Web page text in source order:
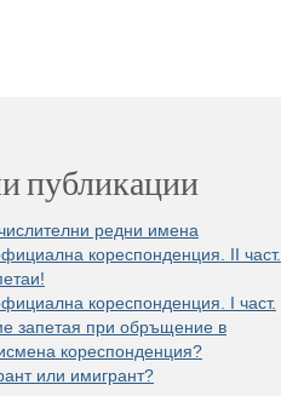
публикации
редни имена
кореспонденция. II част.
кореспонденция. I част.
запетая при обръщение в
кореспонденция?
или имигрант?